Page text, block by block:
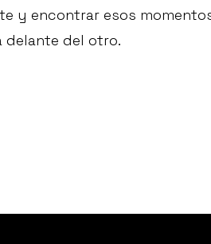
y encontrar esos
delante del otro.